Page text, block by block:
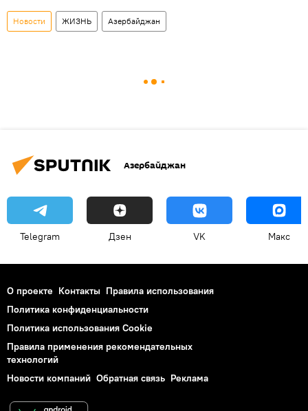
Новости ЖИЗНЬ Азербайджан
Азербайджан
Telegram Дзен VK Макс
О проекте Контакты Правила использования
Политика конфиденциальности
Политика использования Cookie
Правила применения рекомендательных
технологий
Новости компаний Обратная связь Реклама